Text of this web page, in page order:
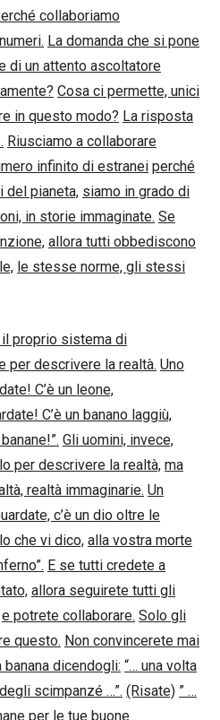
collaboriamo
La domanda che si pone
di un attento ascoltatore
Cosa ci permette, unici
in questo modo? La risposta
Riusciamo a collaborare
infinito di estranei perché
del pianeta, siamo in grado di
in storie immaginate. Se
allora tutti obbediscono
le stesse norme, gli stessi
proprio sistema di
per descrivere la realtà. Uno
C’è un leone,
C’è un banano laggiù,
Gli uomini, invece,
per descrivere la realtà, ma
realtà immaginarie. Un
c’è un dio oltre le
che vi dico, alla vostra morte
E se tutti credete a
allora seguirete tutti gli
e potrete collaborare. Solo gli
questo. Non convincerete mai
dicendogli: “… una volta
scimpanzé …”. (Risate) ” …
per le tue buone